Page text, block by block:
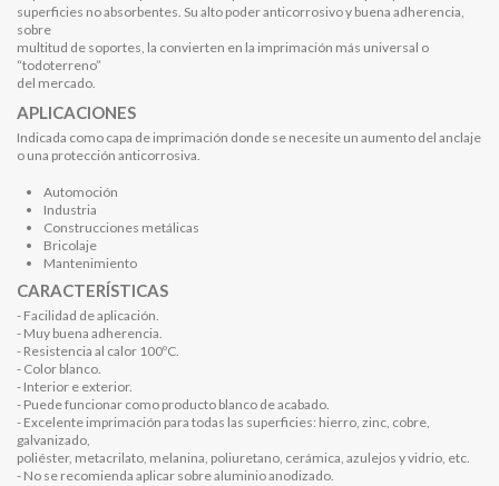
superficies no absorbentes. Su alto poder anticorrosivo y buena adherencia,
sobre
multitud de soportes, la convierten en la imprimación más universal o
“todoterreno”
del mercado.
APLICACIONES
Indicada como capa de imprimación donde se necesite un aumento del anclaje
o una protección anticorrosiva.
Automoción
Industria
Construcciones metálicas
Bricolaje
Mantenimiento
CARACTERÍSTICAS
- Facilidad de aplicación.
- Muy buena adherencia.
- Resistencia al calor 100ºC.
- Color blanco.
- Interior e exterior.
- Puede funcionar como producto blanco de acabado.
- Excelente imprimación para todas las superficies: hierro, zinc, cobre,
galvanizado,
poliéster, metacrilato, melanina, poliuretano, cerámica, azulejos y vidrio, etc.
- No se recomienda aplicar sobre aluminio anodizado.